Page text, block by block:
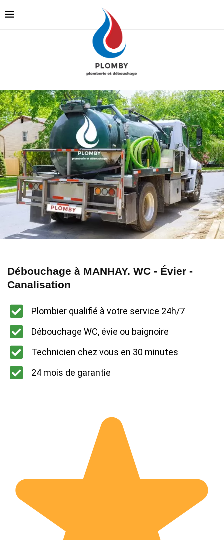
Débouchage à MANHAY. WC - Évier -
Canalisation
Plombier qualifié à votre service 24h/7
Débouchage WC, évie ou baignoire
Technicien chez vous en 30 minutes
24 mois de garantie